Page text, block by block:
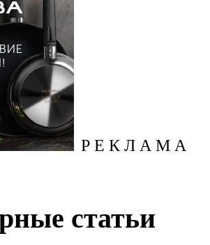
Р Е К Л А М А
статьи